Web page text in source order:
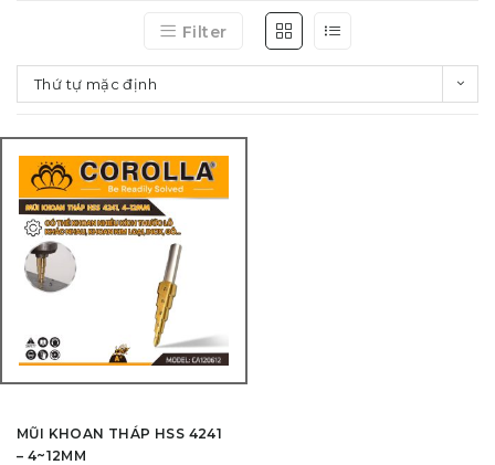
Filter
Thứ tự mặc định
MŨI KHOAN THÁP HSS 4241
– 4~12MM